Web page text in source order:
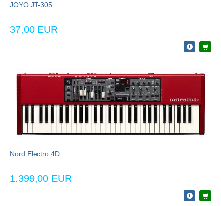
JOYO JT-305
37,00 EUR
Nord Electro 4D
1.399,00 EUR